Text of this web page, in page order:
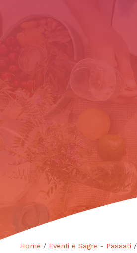
Home / Eventi e Sagre - Passati